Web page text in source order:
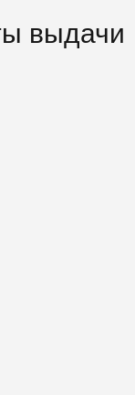
выдачи